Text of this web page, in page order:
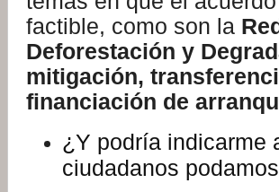
factible, como son la
Deforestación y
mitigación,
financiación de
¿Y podría indicarme
ciudadanos